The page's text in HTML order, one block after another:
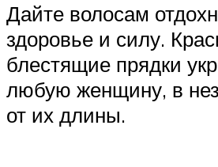
Дайте волосам
здоровье и силу.
блестящие прядки
любую женщину, в
от их длины.